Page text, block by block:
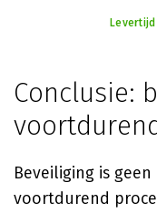
Conclusie:
Beveiliging is
voortdurend